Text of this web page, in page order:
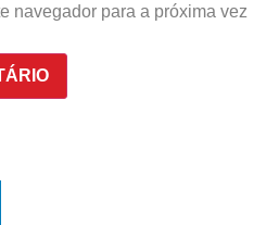
navegador para a próxima vez